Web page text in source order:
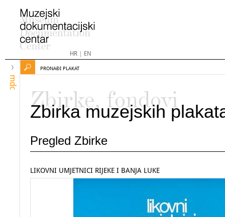
HR| EN
mdc
PRONAĐI PLAKAT
Zbirke, fondovi
Zbirka muzejskih
Pregled Zbirke
LIKOVNI UMJETNICI RIJEKE I BANJA LUKE